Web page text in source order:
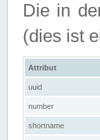
Die in
(dies ist
Attribut
uuid
number
shortname